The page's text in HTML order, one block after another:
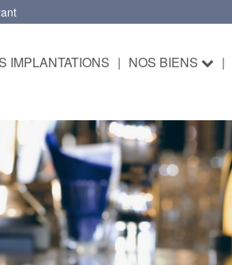
IMPLANTATIONS | NOS BIENS |